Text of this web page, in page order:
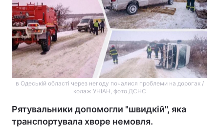
в Одеській області через негоду почалися проблеми на дорогах /
колаж УНІАН, фото ДСНС
Рятувальники допомогли "швидкій", яка
транспортувала хворе немовля.